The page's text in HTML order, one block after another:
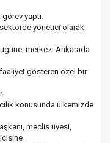
görev yaptı.
sektörde yönetici olarak
merkezi Ankarada
gösteren özel bir
konusunda ülkemizde
meclis üyesi,